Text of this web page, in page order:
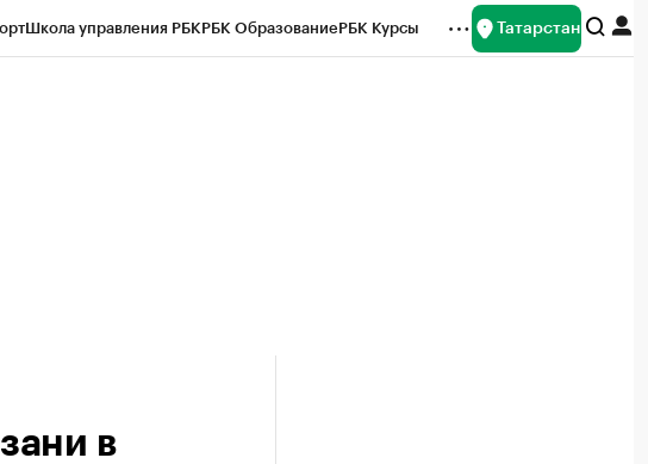
Школа управления РБКРБК ОбразованиеРБК Курсы Татарстан
в